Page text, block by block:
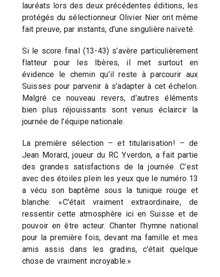
lauréats lors des deux précédentes éditions, les
protégés du sélectionneur Olivier Nier ont même
fait preuve, par instants, d’une singulière naïveté.
Si le score final (13-43) s’avère particulièrement
flatteur pour les Ibères, il met surtout en
évidence le chemin qu’il reste à parcourir aux
Suisses pour parvenir à s’adapter à cet échelon.
Malgré ce nouveau revers, d’autres éléments
bien plus réjouissants sont venus éclaircir la
journée de l’équipe nationale.
La première sélection – et titularisation! – de
Jean Morard, joueur du RC Yverdon, a fait partie
des grandes satisfactions de la journée. C’est
avec des étoiles plein les yeux que le numéro 13
a vécu son baptême sous la tunique rouge et
blanche: «C’était vraiment extraordinaire, de
ressentir cette atmosphère ici en Suisse et de
pouvoir en être acteur. Chanter l’hymne national
pour la première fois, devant ma famille et mes
amis assis dans les gradins, c’était quelque
chose de vraiment incroyable.»